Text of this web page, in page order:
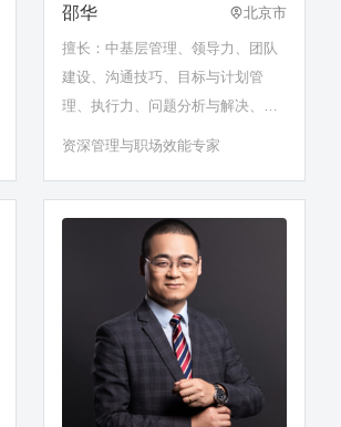
邵华 北京市
擅长：中基层管理、领导力、团队
建设、沟通技巧、目标与计划管
理、执行力、问题分析与解决、创
资深管理与职场效能专家